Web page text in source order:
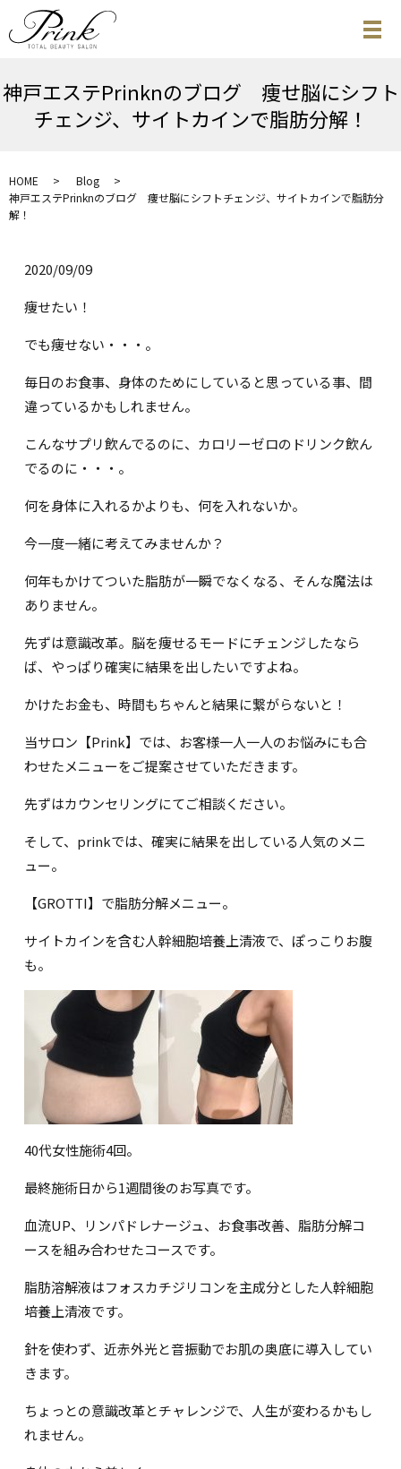
神戸エステPrinknのブログ 痩せ脳にシフト
チェンジ、サイトカインで脂肪分解！
HOME
Blog
神戸エステPrinknのブログ 痩せ脳にシフトチェンジ、サイトカインで脂肪分
解！
2020/09/09
痩せたい！
でも痩せない・・・。
毎日のお食事、身体のためにしていると思っている事、間
違っているかもしれません。
こんなサプリ飲んでるのに、カロリーゼロのドリンク飲ん
でるのに・・・。
何を身体に入れるかよりも、何を入れないか。
今一度一緒に考えてみませんか？
何年もかけてついた脂肪が一瞬でなくなる、そんな魔法は
ありません。
先ずは意識改革。脳を痩せるモードにチェンジしたなら
ば、やっぱり確実に結果を出したいですよね。
かけたお金も、時間もちゃんと結果に繋がらないと！
当サロン【Prink】では、お客様一人一人のお悩みにも合
わせたメニューをご提案させていただきます。
先ずはカウンセリングにてご相談ください。
そして、prinkでは、確実に結果を出している人気のメニ
ュー。
【GROTTI】で脂肪分解メニュー。
サイトカインを含む人幹細胞培養上清液で、ぽっこりお腹
も。
40代女性施術4回。
最終施術日から1週間後のお写真です。
血流UP、リンパドレナージュ、お食事改善、脂肪分解コ
ースを組み合わせたコースです。
脂肪溶解液はフォスカチジリコンを主成分とした人幹細胞
培養上清液です。
針を使わず、近赤外光と音振動でお肌の奥底に導入してい
きます。
ちょっとの意識改革とチャレンジで、人生が変わるかもし
れません。